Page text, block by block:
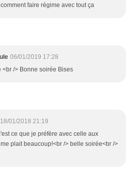
faire régime avec tout ça
06/01/2019 17:28
<br /> Bonne soirée Bises
18/01/2018 21:19
ce que je préfère avec celle aux
plait beaucoup!<br /> belle soirée<br />